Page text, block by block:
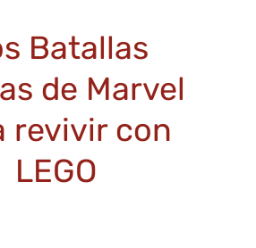
Batallas
de Marvel
revivir con
LEGO